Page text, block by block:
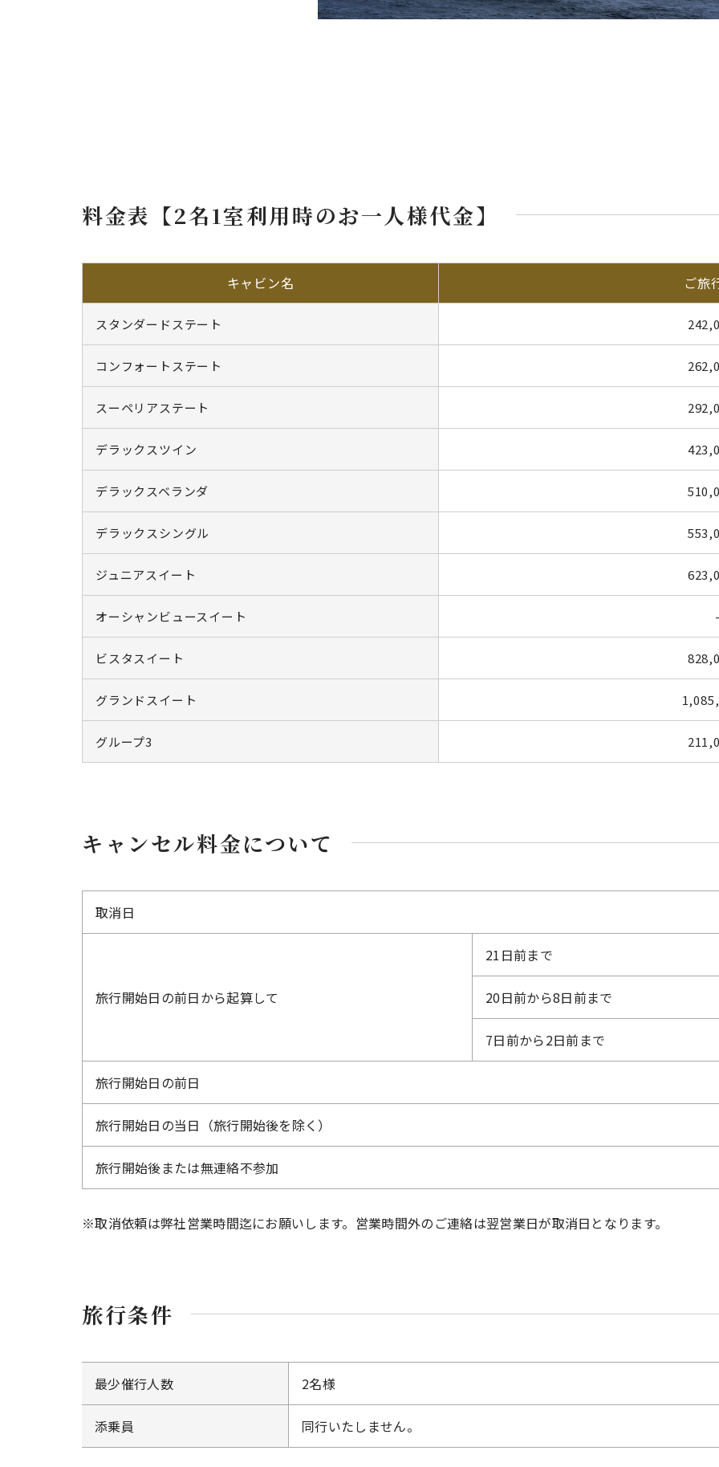
料金表【2名1室利用時のお一人様代金】
キャビン名 ご旅
スタンダードステート
コンフォートステート
スーペリアステート
デラックスツイン
デラックスベランダ
デラックスシングル
ジュニアスイート
オーシャンビュースイート
ビスタスイート
グランドスイート
グループ3
キャンセル料金について
取消日
旅行開始日の前日から起算して
21日前まで
20日前から8日前まで
7日前から2日前まで
旅行開始日の前日
旅行開始日の当日（旅行開始後を除く）
旅行開始後または無連絡不参加
※取消依頼は弊社営業時間迄にお願いします。営業時間外のご連絡は翌営業日が取消日となります。
旅行条件
最少催行人数 2名様
添乗員 同行いたしません。